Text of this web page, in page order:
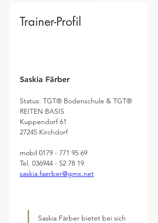
Trainer-Profil
Saskia Färber
Status: TGT® Bodenschule & TGT®
REITEN BASIS
Kuppendorf 61
27245 Kirchdorf
mobil 0179 - 771 95 69
Tel. 036944 - 52 78 19
saskia.faerber@gmx.net
Saskia Färber bietet bei sich